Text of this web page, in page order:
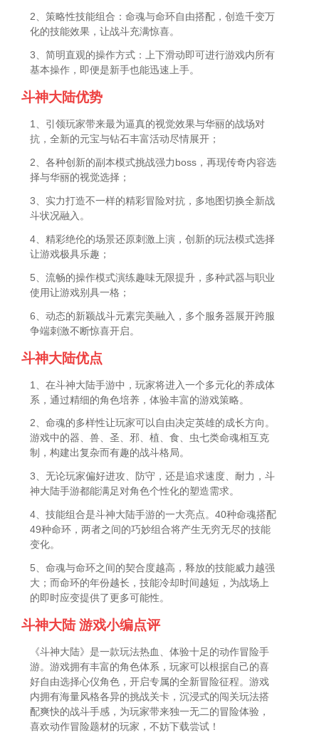
2、策略性技能组合：命魂与命环自由搭配，创造千变万
化的技能效果，让战斗充满惊喜。
3、简明直观的操作方式：上下滑动即可进行游戏内所有
基本操作，即便是新手也能迅速上手。
斗神大陆优势
1、引领玩家带来最为逼真的视觉效果与华丽的战场对
抗，全新的元宝与钻石丰富活动尽情展开；
2、各种创新的副本模式挑战强力boss，再现传奇内容选
择与华丽的视觉选择；
3、实力打造不一样的精彩冒险对抗，多地图切换全新战
斗状况融入。
4、精彩绝伦的场景还原刺激上演，创新的玩法模式选择
让游戏极具乐趣；
5、流畅的操作模式演练趣味无限提升，多种武器与职业
使用让游戏别具一格；
6、动态的新颖战斗元素完美融入，多个服务器展开跨服
争端刺激不断惊喜开启。
斗神大陆优点
1、在斗神大陆手游中，玩家将进入一个多元化的养成体
系，通过精细的角色培养，体验丰富的游戏策略。
2、命魂的多样性让玩家可以自由决定英雄的成长方向。
游戏中的器、兽、圣、邪、植、食、虫七类命魂相互克
制，构建出复杂而有趣的战斗格局。
3、无论玩家偏好进攻、防守，还是追求速度、耐力，斗
神大陆手游都能满足对角色个性化的塑造需求。
4、技能组合是斗神大陆手游的一大亮点。40种命魂搭配
49种命环，两者之间的巧妙组合将产生无穷无尽的技能
变化。
5、命魂与命环之间的契合度越高，释放的技能威力越强
大；而命环的年份越长，技能冷却时间越短，为战场上
的即时应变提供了更多可能性。
斗神大陆 游戏小编点评
《斗神大陆》是一款玩法热血、体验十足的动作冒险手
游。游戏拥有丰富的角色体系，玩家可以根据自己的喜
好自由选择心仪角色，开启专属的全新冒险征程。游戏
内拥有海量风格各异的挑战关卡，沉浸式的闯关玩法搭
配爽快的战斗手感，为玩家带来独一无二的冒险体验，
喜欢动作冒险题材的玩家，不妨下载尝试！